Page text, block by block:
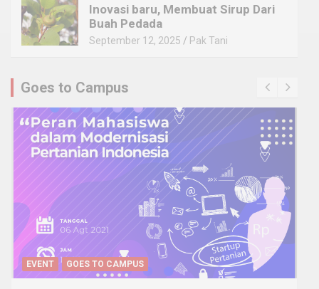
Inovasi baru, Membuat Sirup Dari
Buah Pedada
September 12, 2025 Pak Tani
Goes to Campus
EVENT GOES TO CAMPUS